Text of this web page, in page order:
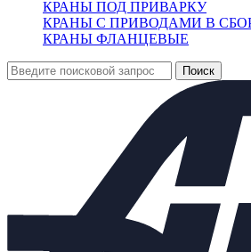
КРАНЫ ПОД ПРИВАРКУ
КРАНЫ С ПРИВОДАМИ В
КРАНЫ ФЛАНЦЕВЫЕ
От 323 758 руб.
Ду15
55204.00